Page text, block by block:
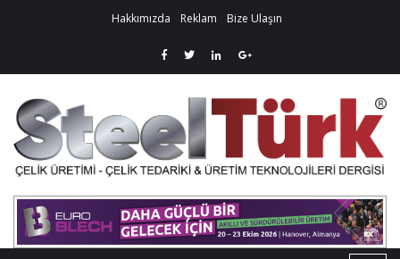
Hakkımızda Reklam Bize Ulaşın